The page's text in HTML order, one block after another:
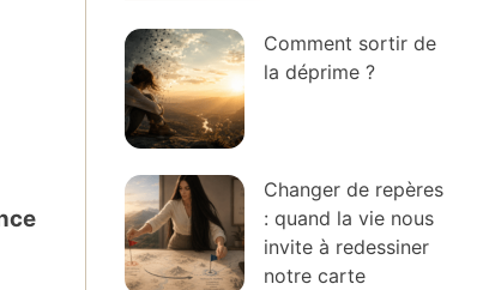
Comment sortir de
la déprime ?
Changer de repères
: quand la vie nous
invite à redessiner
notre carte